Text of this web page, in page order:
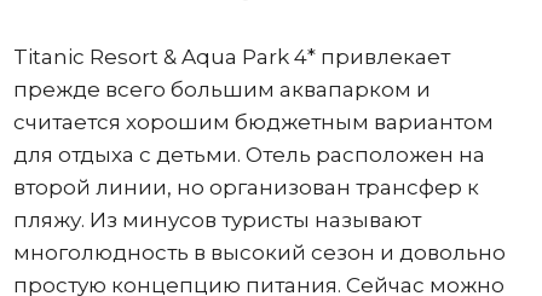
Titanic Resort & Aqua Park 4* привлекает
прежде всего большим аквапарком и
считается хорошим бюджетным вариантом
для отдыха с детьми. Отель расположен на
второй линии, но организован трансфер к
пляжу. Из минусов туристы называют
многолюдность в высокий сезон и довольно
простую концепцию питания. Сейчас можно